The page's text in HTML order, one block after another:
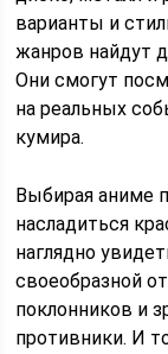
варианты и
жанров найдут
Они смогут
на реальных
кумира.
Выбирая аниме
насладиться
наглядно
своеобразной
поклонников и
противники. И